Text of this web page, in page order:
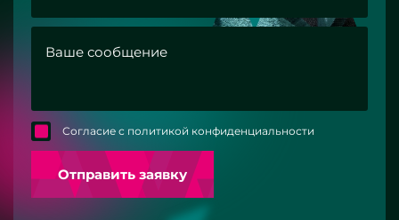
Согласие с политикой конфиденциальности
Отправить заявку